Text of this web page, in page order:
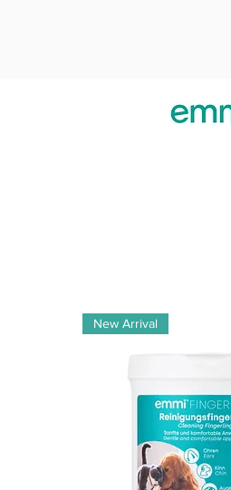
New Arrival